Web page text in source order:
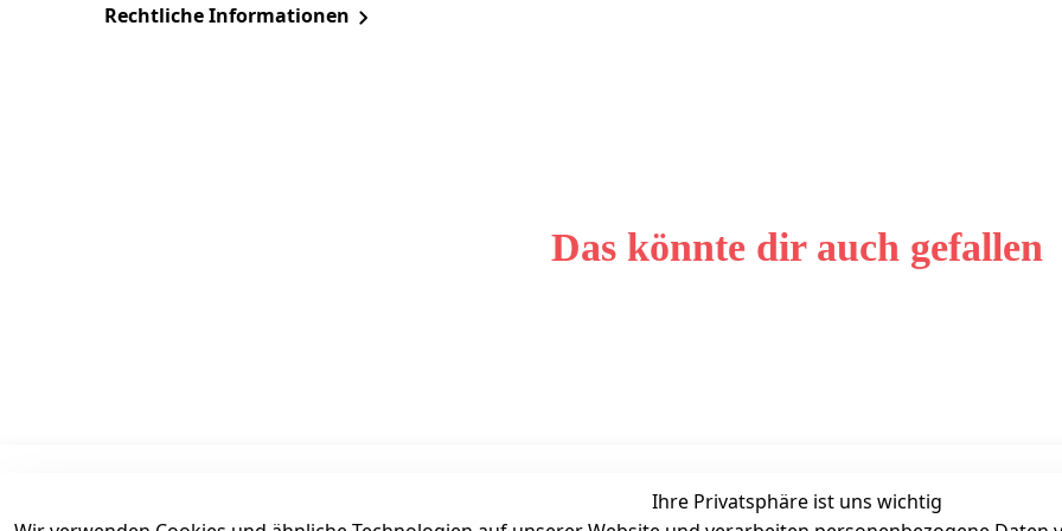
Rechtliche Informationen
Das könnte dir auch gefallen
Ihre Privatsphäre ist uns wichtig
Unternehmen